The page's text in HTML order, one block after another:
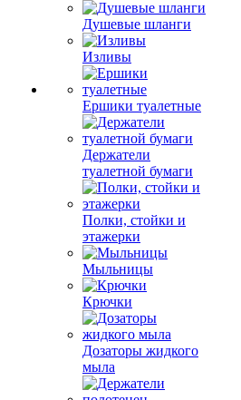
Душевые шланги
Изливы
Ершики туалетные
Держатели
туалетной бумаги
Полки, стойки и
этажерки
Мыльницы
Крючки
Дозаторы жидкого
мыла